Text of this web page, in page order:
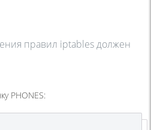
правил iptables должен
PHONES: